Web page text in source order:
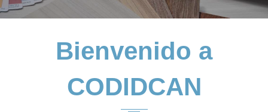
Bienvenido a
CODIDCAN